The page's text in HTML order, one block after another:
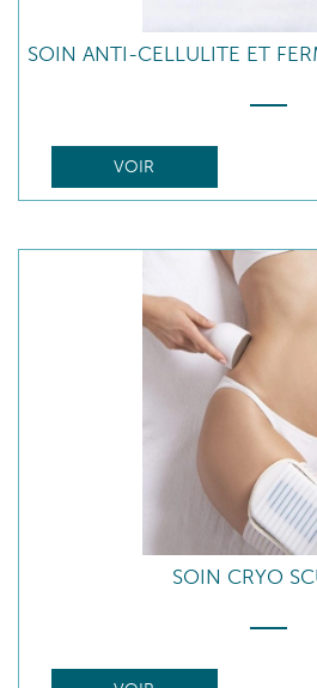
SOIN ANTI-CELLULITE ET
VOIR
SOIN CRYO